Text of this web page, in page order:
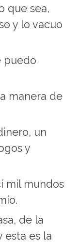
que sea,
y lo vacuo
puedo
manera de
un
y
mil mundos
de la
esta es la